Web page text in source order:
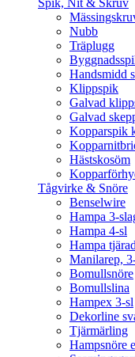
Spik, Nit & Skruv
Nubb
Träplugg
Handsmidd
Klippspik
Galvad
Galvad
Kopparspik
Hästskosöm
Tågvirke & Snöre
Benselwire
Hampa 3-
Hampa 4-sl
Hampa tjärad
Manilarep,
Bomullsnöre
Bomullslina
Hampex 3-sl
Dekorline
Tjärmärling
Hampsnöre